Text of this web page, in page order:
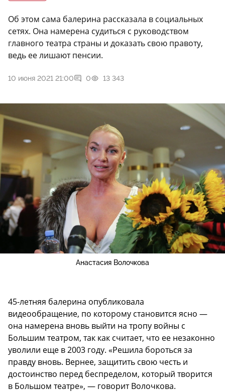
Об этом сама балерина рассказала в социальных
сетях. Она намерена судиться с руководством
главного театра страны и доказать свою правоту,
ведь ее лишают пенсии.
10 июня 2021 21:00 0 13 343
Анастасия Волочкова
45-летняя балерина опубликовала
видеообращение, по которому становится ясно —
она намерена вновь выйти на тропу войны с
Большим театром, так как считает, что ее незаконно
уволили еще в 2003 году. «Решила бороться за
правду вновь. Вернее, защитить свою честь и
достоинство перед беспределом, который творится
в Большом театре», — говорит Волочкова.